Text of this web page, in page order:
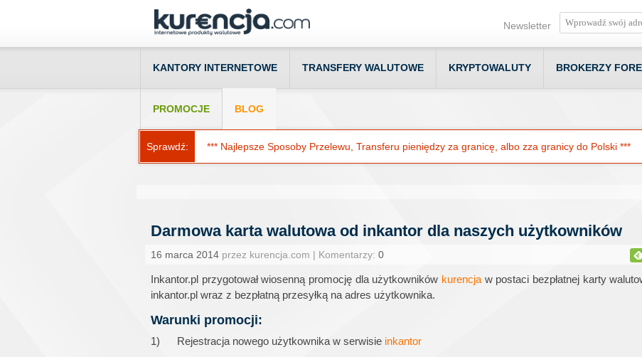
Newsletter
KANTORY INTERNETOWE TRANSFERY WALUTOWE KRYPTOWALUTY BROKERZY
PROMOCJE BLOG
Sprawdź: *** Najlepsze Sposoby Przelewu, Transferu pieniędzy za granicę, albo zza granicy do Polski ***
Darmowa karta walutowa od inkantor dla naszych użytkowników
16 marca 2014 przez kurencja.com | Komentarzy: 0
Inkantor.pl przygotował wiosenną promocję dla użytkowników kurencja w postaci bezpłatnej karty
inkantor.pl wraz z bezpłatną przesyłką na adres użytkownika.
Warunki promocji:
1) Rejestracja nowego użytkownika w serwisie inkantor